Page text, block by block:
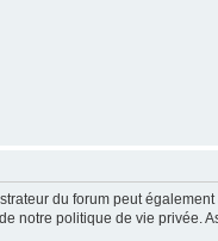
du forum peut
notre politique de vie privée.